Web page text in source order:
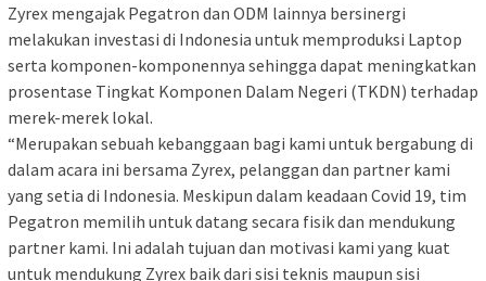
Zyrex mengajak Pegatron dan ODM lainnya bersinergi
melakukan investasi di Indonesia untuk memproduksi Laptop
serta komponen-komponennya sehingga dapat meningkatkan
prosentase Tingkat Komponen Dalam Negeri (TKDN) terhadap
merek-merek lokal.
“Merupakan sebuah kebanggaan bagi kami untuk bergabung di
dalam acara ini bersama Zyrex, pelanggan dan partner kami
yang setia di Indonesia. Meskipun dalam keadaan Covid 19, tim
Pegatron memilih untuk datang secara fisik dan mendukung
partner kami. Ini adalah tujuan dan motivasi kami yang kuat
untuk mendukung Zyrex baik dari sisi teknis maupun sisi